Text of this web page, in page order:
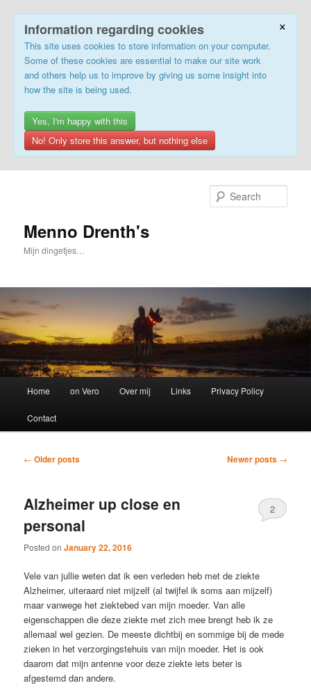
×
Information regarding cookies
This site uses cookies to store information on your computer.
Some of these cookies are essential to make our site work
and others help us to improve by giving us some insight into
how the site is being used.
Yes, I'm happy with this
No! Only store this answer, but nothing else
Menno Drenth's
Mijn dingetjes…
Home on Vero Over mij Links Privacy Policy
Contact
Post
← Older posts Newer posts →
Alzheimer up close en
personal
Posted onJanuary 22, 2016
2
Vele van jullie weten dat ik een verleden heb met de ziekte
Alzheimer, uiteraard niet mijzelf (al twijfel ik soms aan mijzelf)
maar vanwege het ziektebed van mijn moeder. Van alle
eigenschappen die deze ziekte met zich mee brengt heb ik ze
allemaal wel gezien. De meeste dichtbij en sommige bij de mede
zieken in het verzorgingstehuis van mijn moeder. Het is ook
daarom dat mijn antenne voor deze ziekte iets beter is
afgestemd dan andere.